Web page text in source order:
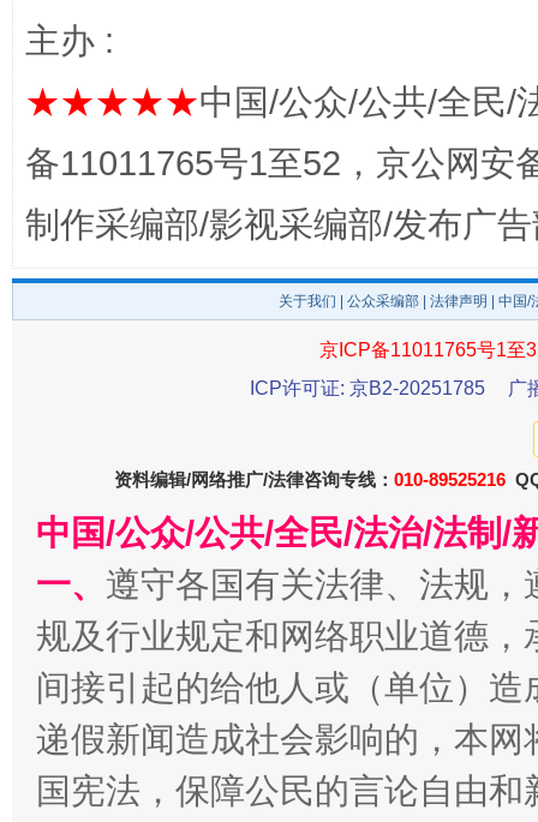
东山县通报“牛蛙产品抗生素超标问题” 法
千年窑火 生生不息
主办 :
★★★★★中国/公众/公共/全民/
备11011765号1至52，京公网安
制作采编部/影视采编部/发布广
关于我们 公众采编部 法律声明 | 中国
京ICP备11011765号1至
ICP许可证: 京B2-20251785
广
资料编辑/网络推广/法律咨询专线： 010-89525216
中国/公众/公共/全民/法治/法制/
一、 遵守各国有关法律、法规
规及行业规定和网络职业道德
间接引起的给他人或（单位）
递假新闻造成社会影响的，本
国宪法，保障公民的言论自由